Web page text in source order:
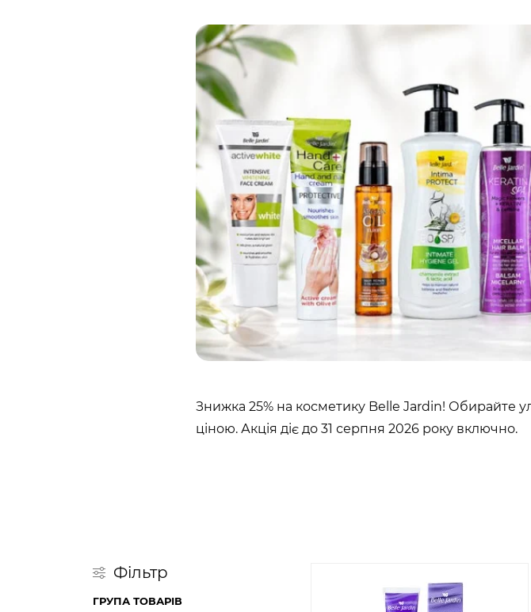
Знижка 25% на косметику Belle Jardin! Обирайте
ціною. Акція діє до 31 серпня 2026 року включно.
Фільтр
ГРУПА ТОВАРІВ